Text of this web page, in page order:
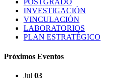
POSTGRADO
INVESTIGACIÓN
VINCULACIÓN
LABORATORIOS
PLAN ESTRATÉGICO
Próximos Eventos
Jul 03